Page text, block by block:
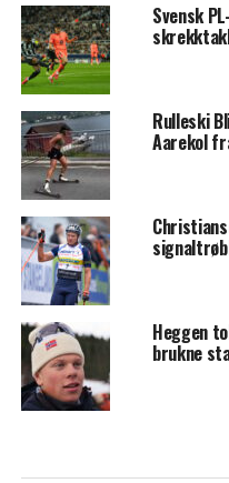
Svensk
Rulleski
Aarekol
Heggen
brukne